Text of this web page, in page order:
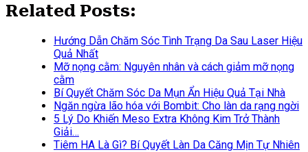
Related Posts:
Hướng Dẫn Chăm Sóc Tình Trạng Da Sau Laser Hiệu
Quả Nhất
Mỡ nọng cằm: Nguyên nhân và cách giảm mỡ nọng
cằm
Bí Quyết Chăm Sóc Da Mụn Ẩn Hiệu Quả Tại Nhà
Ngăn ngừa lão hóa với Bombit: Cho làn da rạng ngời
5 Lý Do Khiến Meso Extra Không Kim Trở Thành
Giải…
Tiêm HA Là Gì? Bí Quyết Làn Da Căng Mịn Tự Nhiên